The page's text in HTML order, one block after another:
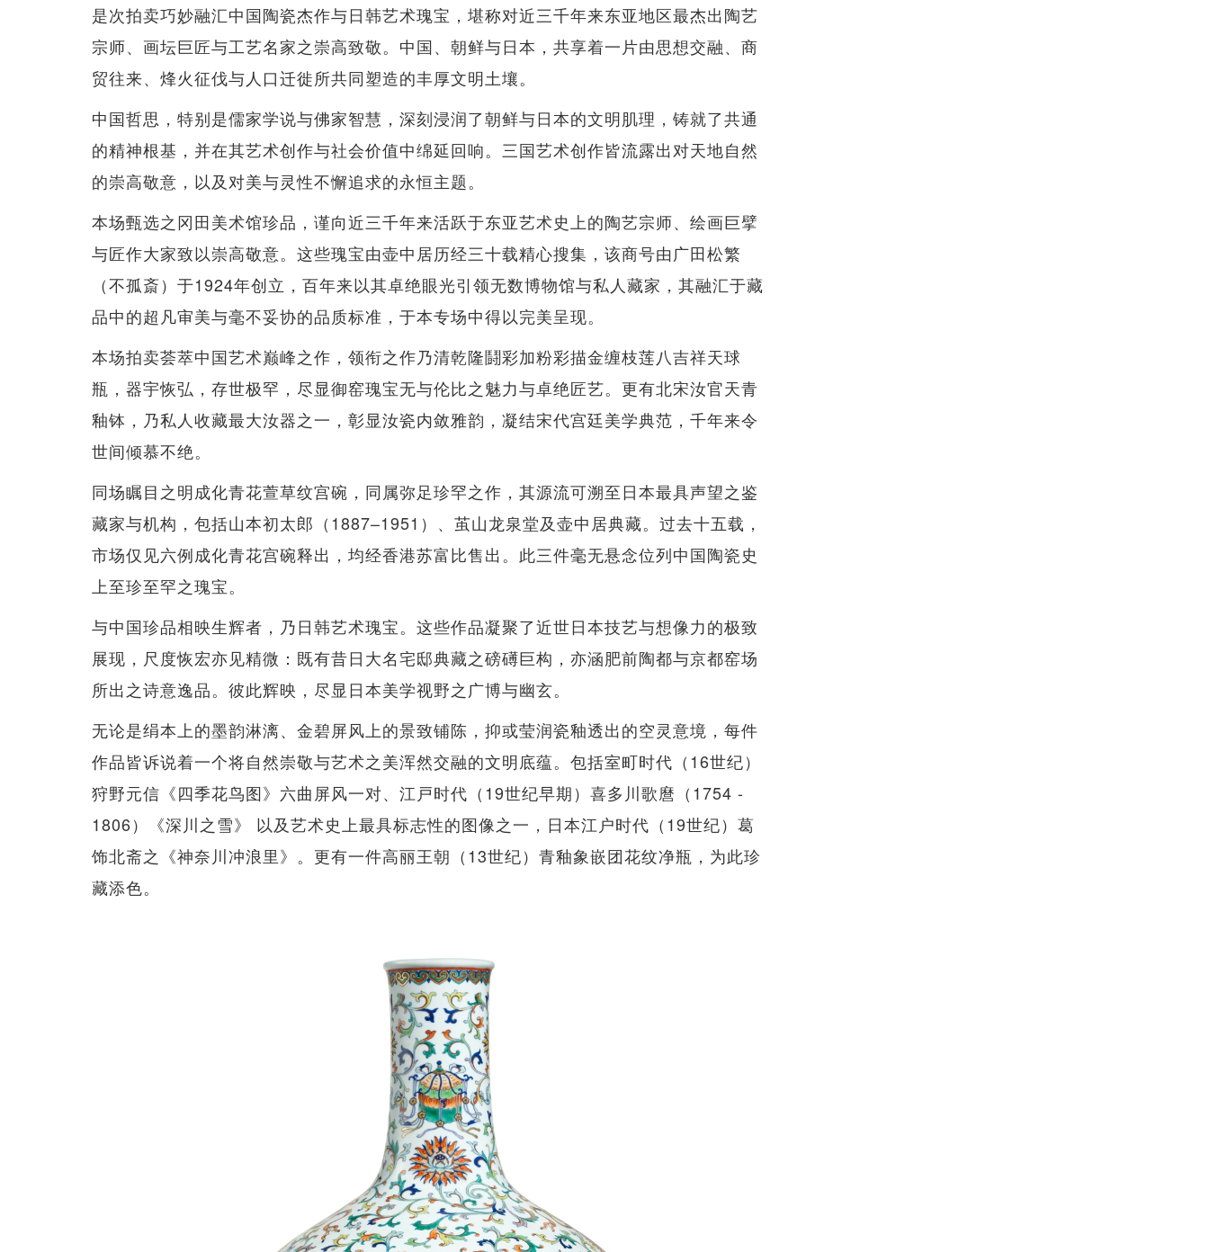
是次拍卖巧妙融汇中国陶瓷杰作与日韩艺术瑰宝，堪称对近三千年来东亚地区最杰出陶艺
宗师、画坛巨匠与工艺名家之崇高致敬。中国、朝鲜与日本，共享着一片由思想交融、商
贸往来、烽火征伐与人口迁徙所共同塑造的丰厚文明土壤。
中国哲思，特别是儒家学说与佛家智慧，深刻浸润了朝鲜与日本的文明肌理，铸就了共通
的精神根基，并在其艺术创作与社会价值中绵延回响。三国艺术创作皆流露出对天地自然
的崇高敬意，以及对美与灵性不懈追求的永恒主题。
本场甄选之冈田美术馆珍品，谨向近三千年来活跃于东亚艺术史上的陶艺宗师、绘画巨擘
与匠作大家致以崇高敬意。这些瑰宝由壶中居历经三十载精心搜集，该商号由广田松繁
（不孤斎）于1924年创立，百年来以其卓绝眼光引领无数博物馆与私人藏家，其融汇于藏
品中的超凡审美与毫不妥协的品质标准，于本专场中得以完美呈现。
本场拍卖荟萃中国艺术巅峰之作，领衔之作乃清乾隆鬪彩加粉彩描金缠枝莲八吉祥天球
瓶，器宇恢弘，存世极罕，尽显御窑瑰宝无与伦比之魅力与卓绝匠艺。更有北宋汝官天青
釉钵，乃私人收藏最大汝器之一，彰显汝瓷内敛雅韵，凝结宋代宫廷美学典范，千年来令
世间倾慕不绝。
同场瞩目之明成化青花萱草纹宫碗，同属弥足珍罕之作，其源流可溯至日本最具声望之鉴
藏家与机构，包括山本初太郎（1887–1951）、茧山龙泉堂及壶中居典藏。过去十五载，
市场仅见六例成化青花宫碗释出，均经香港苏富比售出。此三件毫无悬念位列中国陶瓷史
上至珍至罕之瑰宝。
与中国珍品相映生辉者，乃日韩艺术瑰宝。这些作品凝聚了近世日本技艺与想像力的极致
展现，尺度恢宏亦见精微：既有昔日大名宅邸典藏之磅礡巨构，亦涵肥前陶都与京都窑场
所出之诗意逸品。彼此辉映，尽显日本美学视野之广博与幽玄。
无论是绢本上的墨韵淋漓、金碧屏风上的景致铺陈，抑或莹润瓷釉透出的空灵意境，每件
作品皆诉说着一个将自然崇敬与艺术之美浑然交融的文明底蕴。包括室町时代（16世纪）
狩野元信《四季花鸟图》六曲屏风一对、江戸时代（19世纪早期）喜多川歌麿（1754 -
1806）《深川之雪》 以及艺术史上最具标志性的图像之一，日本江户时代（19世纪）葛
饰北斋之《神奈川冲浪里》。更有一件高丽王朝（13世纪）青釉象嵌团花纹净瓶，为此珍
藏添色。